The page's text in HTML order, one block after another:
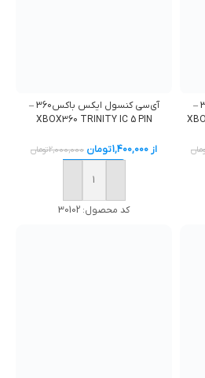
آی‌سی کنسول ایکس باکس360 –
آی‌سی کنسول ایکس باکس360 –
XBOX360 TRINITY IC 5 PIN
از 1,400,000تومان 2,000,000تومان
خرید
کد محصول: 30102